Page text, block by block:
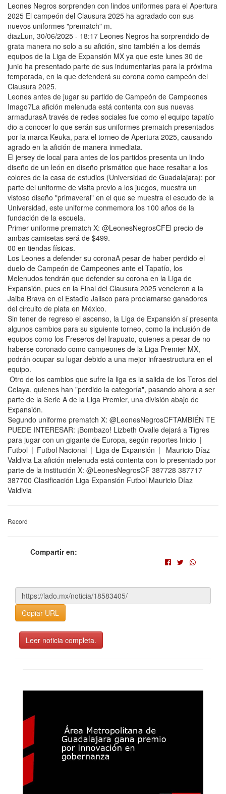
Leones Negros sorprenden con lindos uniformes para el Apertura
2025 El campeón del Clausura 2025 ha agradado con sus
nuevos uniformes "prematch" m.
diazLun, 30/06/2025 - 18:17 Leones Negros ha sorprendido de
grata manera no solo a su afición, sino también a los demás
equipos de la Liga de Expansión MX ya que este lunes 30 de
junio ha presentado parte de sus indumentarias para la próxima
temporada, en la que defenderá su corona como campeón del
Clausura 2025.
Leones antes de jugar su partido de Campeón de Campeones
Imago7La afición melenuda está contenta con sus nuevas
armadurasA través de redes sociales fue como el equipo tapatío
dio a conocer lo que serán sus uniformes prematch presentados
por la marca Keuka, para el torneo de Apertura 2025, causando
agrado en la afición de manera inmediata.
El jersey de local para antes de los partidos presenta un lindo
diseño de un león en diseño prismático que hace resaltar a los
colores de la casa de estudios (Universidad de Guadalajara); por
parte del uniforme de visita previo a los juegos, muestra un
vistoso diseño "primaveral" en el que se muestra el escudo de la
Universidad, este uniforme conmemora los 100 años de la
fundación de la escuela.
Primer uniforme prematch X: @LeonesNegrosCFEl precio de
ambas camisetas será de $499.
00 en tiendas físicas.
Los Leones a defender su coronaA pesar de haber perdido el
duelo de Campeón de Campeones ante el Tapatío, los
Melenudos tendrán que defender su corona en la Liga de
Expansión, pues en la Final del Clausura 2025 vencieron a la
Jaiba Brava en el Estadio Jalisco para proclamarse ganadores
del circuito de plata en México.
Sin tener de regreso el ascenso, la Liga de Expansión sí presenta
algunos cambios para su siguiente torneo, como la inclusión de
equipos como los Freseros del Irapuato, quienes a pesar de no
haberse coronado como campeones de la Liga Premier MX,
podrán ocupar su lugar debido a una mejor infraestructura en el
equipo.
Otro de los cambios que sufre la liga es la salida de los Toros del
Celaya, quienes han "perdido la categoría", pasando ahora a ser
parte de la Serie A de la Liga Premier, una división abajo de
Expansión.
Segundo uniforme prematch X: @LeonesNegrosCFTAMBIÉN TE
PUEDE INTERESAR: ¡Bombazo! Lizbeth Ovalle dejará a Tigres
para jugar con un gigante de Europa, según reportes Inicio |
Futbol | Futbol Nacional | Liga de Expansión | Mauricio Díaz
Valdivia La afición melenuda está contenta con lo presentado por
parte de la institución X: @LeonesNegrosCF 387728 387717
387700 Clasificación Liga Expansión Futbol Mauricio Díaz
Valdivia
Record
Compartir en:
Copiar URL
Leer noticia completa.